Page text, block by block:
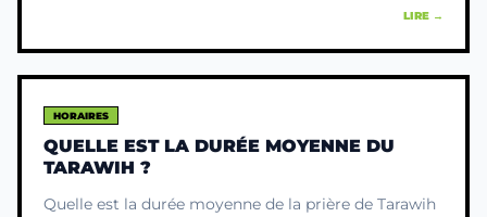
LIRE →
HORAIRES
QUELLE EST LA DURÉE MOYENNE DU
TARAWIH ?
Quelle est la durée moyenne de la prière de Tarawih